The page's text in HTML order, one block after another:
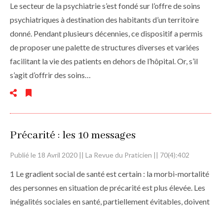
Le secteur de la psychiatrie s’est fondé sur l’offre de soins
psychiatriques à destination des habitants d’un territoire
donné. Pendant plusieurs décennies, ce dispositif a permis
de proposer une palette de structures diverses et variées
facilitant la vie des patients en dehors de l’hôpital. Or, s’il
s’agit d’offrir des soins…
Précarité : les 10 messages
Publié le 18 Avril 2020 || La Revue du Praticien || 70(4):402
1 Le gradient social de santé est certain : la morbi-mortalité
des personnes en situation de précarité est plus élevée. Les
inégalités sociales en santé, partiel­lement évitables, doivent